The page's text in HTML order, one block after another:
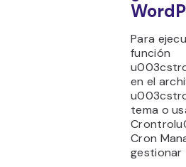
Para
función
en el
tema o
Cron
gestionar